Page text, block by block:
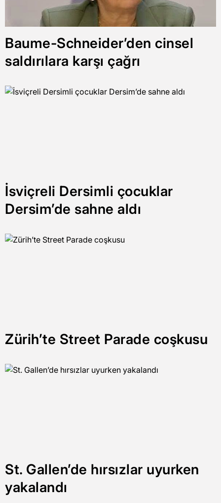
Baume-Schneider’den cinsel
saldırılara karşı çağrı
İsviçreli Dersimli çocuklar
Dersim’de sahne aldı
Zürih’te Street Parade coşkusu
St. Gallen’de hırsızlar uyurken
yakalandı